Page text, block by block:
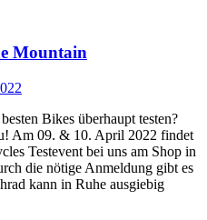
Mountain
Bikes überhaupt testen?
Am 09. & 10. April 2022 findet
Testevent bei uns am Shop in
die nötige Anmeldung gibt es
kann in Ruhe ausgiebig